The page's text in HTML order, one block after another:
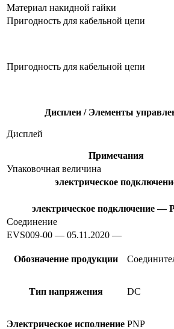
Материал накидной гайки
Пригодность для кабельной цепи
Пригодность для кабельной цепи
Дисплеи / Элементы
Дисплей
Примечания
Упаковочная величина
электрическое
электрическое подключение —
Соединение
EVS009-00 — 05.11.2020 —
Обозначение продукции
Тип напряжения DC
Электрическое исполнение PNP